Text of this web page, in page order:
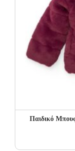
Παιδικό